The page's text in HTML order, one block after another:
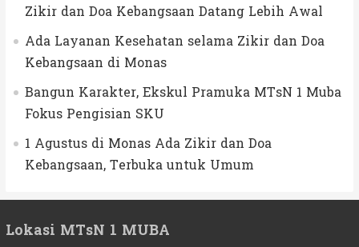
Zikir dan Doa Kebangsaan Datang Lebih Awal
Ada Layanan Kesehatan selama Zikir dan Doa
Kebangsaan di Monas
Bangun Karakter, Ekskul Pramuka MTsN 1 Muba
Fokus Pengisian SKU
1 Agustus di Monas Ada Zikir dan Doa
Kebangsaan, Terbuka untuk Umum
Lokasi MTsN 1 MUBA